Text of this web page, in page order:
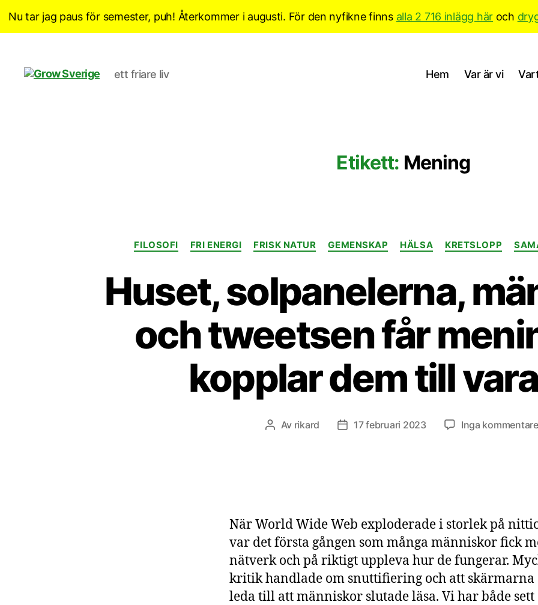
Nu tar jag paus för semester, puh! Återkommer i augusti. För den nyfikne finns alla 2 716 inlägg här och
ett friare liv Hem Var är vi
Etikett: Mening
Kategorier
FILOSOFI FRI ENERGI FRISK NATUR GEMENSKAP HÄLSA KRETSLOPP
Huset, solpanelerna,
och tweetsen får
kopplar dem till
Inläggsförfattare
Av rikard Inläggsdatum
17 februari 2023 Inga
När World Wide Web exploderade i storlek på
var det första gången som många människor fick
nätverk och på riktigt uppleva hur de fungerar.
kritik handlade om snuttifiering och att skärmarna
leda till att människor slutade läsa. Vi har både sett